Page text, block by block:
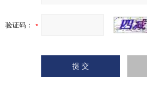
验证码：